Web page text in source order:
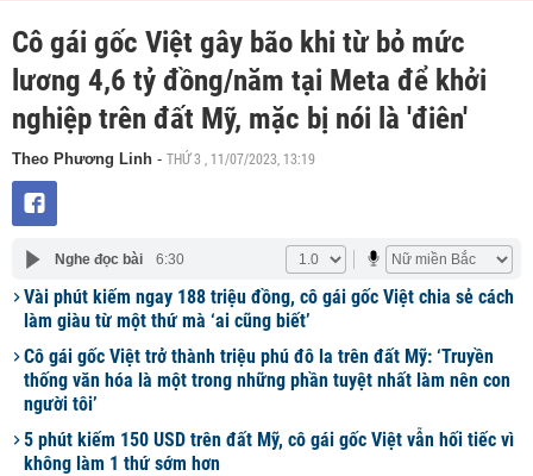
Cô gái gốc Việt gây bão khi từ bỏ mức
lương 4,6 tỷ đồng/năm tại Meta để khởi
nghiệp trên đất Mỹ, mặc bị nói là 'điên'
Theo Phương Linh - THỨ 3 , 11/07/2023, 13:19
Nghe đọc bài 6:30
Vài phút kiếm ngay 188 triệu đồng, cô gái gốc Việt chia sẻ cách
làm giàu từ một thứ mà ‘ai cũng biết’
Cô gái gốc Việt trở thành triệu phú đô la trên đất Mỹ: ‘Truyền
thống văn hóa là một trong những phần tuyệt nhất làm nên con
người tôi’
5 phút kiếm 150 USD trên đất Mỹ, cô gái gốc Việt vẫn hối tiếc vì
không làm 1 thứ sớm hơn